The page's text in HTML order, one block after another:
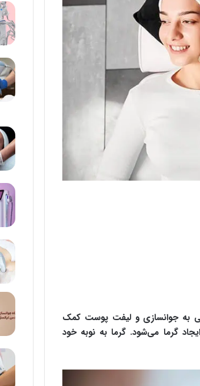
به جوانسازی و لیفت پوست کمک
گرما می‌شود. گرما به نوبه خود